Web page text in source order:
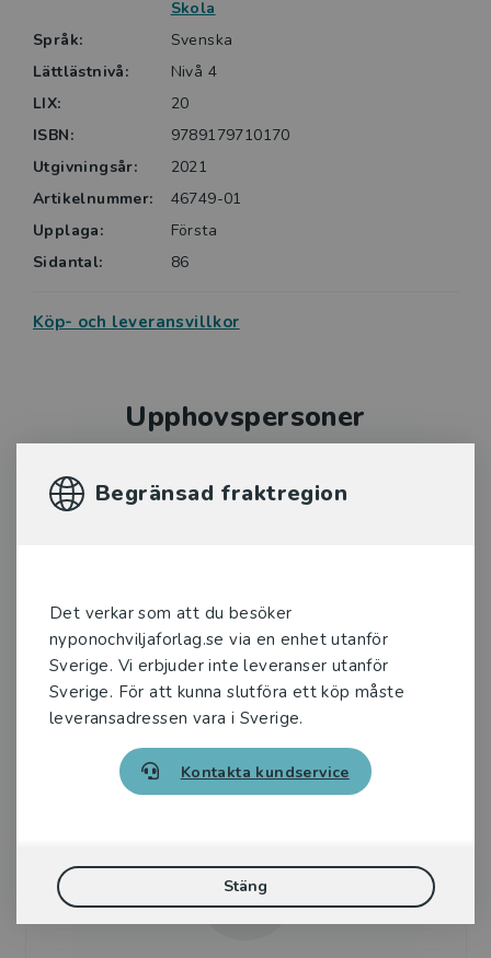
Begränsad fraktregion
Det verkar som att du besöker
nyponochviljaforlag.se via en enhet utanför
Sverige. Vi erbjuder inte leveranser utanför
Sverige. För att kunna slutföra ett köp måste
leveransadressen vara i Sverige.
Kontakta kundservice
Stäng
Skola
Språk:
Svenska
Lättlästnivå:
Nivå 4
LIX:
20
ISBN:
9789179710170
Utgivningsår:
2021
Artikelnummer:
46749-01
Upplaga:
Första
Sidantal:
86
Köp- och leveransvillkor
Upphovspersoner
Helena Dahlgren
Helena Dahlgren är författare och har skrivit
mer än 10 böcker för både barn, unga och
vuxna. Hennes första roman Orkidépojken fick
stor uppmärksam...